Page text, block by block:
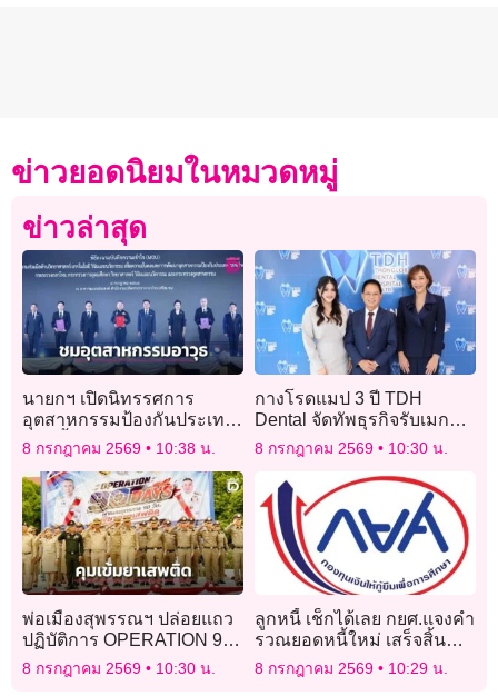
ข่าวยอดนิยมในหมวดหมู่
ข่าวล่าสุด
นายกฯ เปิดนิทรรศการ
อุตสาหกรรมป้องกันประเทศ
โชว์ขึ้นรถหุ้มเกราะล้อยาง
บริษัทคนไทย
8 กรกฎาคม 2569 10:38 น.
กางโรดแมป 3 ปี TDH
Dental จัดทัพธุรกิจรับเมกะ
เทรนด์ Longevity Beauty &
Wellness รุกขยายสาขา
8 กรกฎาคม 2569 10:30 น.
พ่อเมืองสุพรรณฯ ปล่อยแถว
ปฏิบัติการ OPERATION 90
DAYS ผ่าแผนยุทธการ 90
วัน พิฆาตยาเสพติด
8 กรกฎาคม 2569 10:30 น.
ลูกหนี้ เช็กได้เลย กยศ.แจงคำ
รวณยอดหนี้ใหม่ เสร็จสิ้น
แล้ว 99.56% กว่า 4.1 ล้าน
8 กรกฎาคม 2569 10:29 น.